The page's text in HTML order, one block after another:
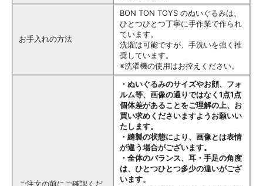
お手入れの方法
BON TON TOYS のぬいぐるみは、
ひとつひとつ丁寧に手作業で作られ
ています。
洗濯は可能ですが、手洗いを強く推
奨しています。
※洗濯機の使用はお控えください。
ご注文の前にご確認くだ
・ぬいぐるみのサイズやお顔、フォ
ルム等、画像の通りではなく1点1点
個体差があることをご理解の上、お
買い求めくださいますようお願いい
たします。
・縫製の状態により、画像とは表情
が違う場合がございます。
・全体のバランス、耳・手足の角度
は、ひとつひとつ多少の違いがござ
います。